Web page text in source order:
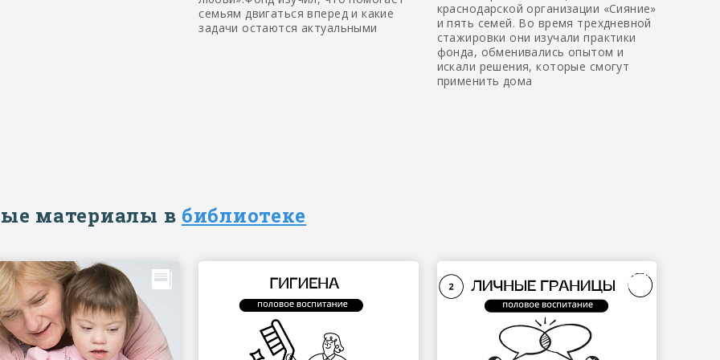
семьям двигаться вперед и какие
задачи остаются актуальными
краснодарской организации «Сияние»
и пять семей. Во время трехдневной
стажировки они изучали практики
фонда, обменивались опытом и
искали решения, которые смогут
применить дома
материалы в библиотеке